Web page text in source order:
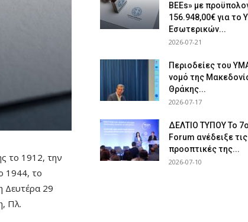
το 1912, την
1944, το
Δευτέρα 29
Πλ.
BEEs» με
156.948,00€ για το
Εσωτερικών...
2026-07-21
Περιοδείες του
νομό της
Θράκης...
2026-07-17
ΔΕΛΤΙΟ ΤΥΠΟΥ Το
Forum ανέδειξε
προοπτικές της...
2026-07-10